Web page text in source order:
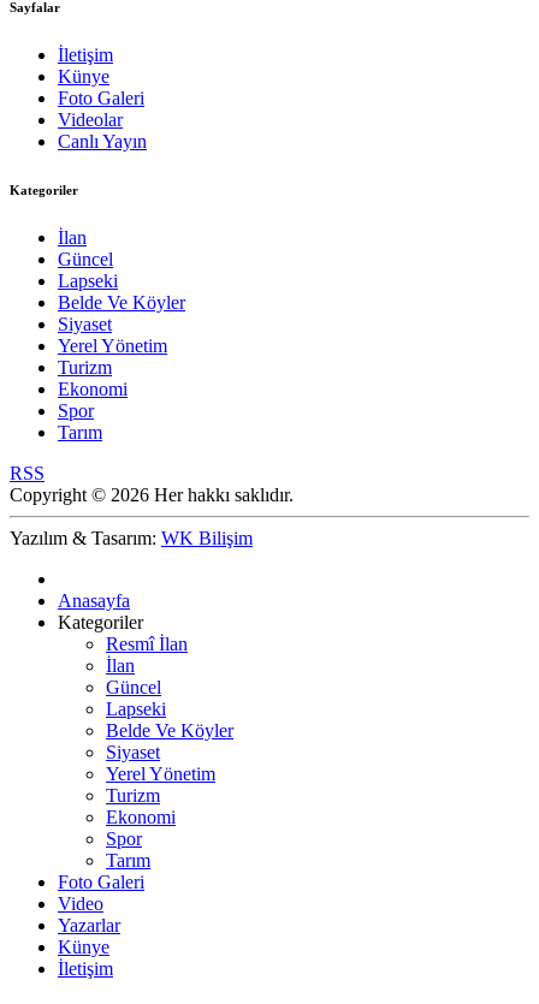
Sayfalar
İletişim
Künye
Foto Galeri
Videolar
Canlı Yayın
Kategoriler
İlan
Güncel
Lapseki
Belde Ve Köyler
Siyaset
Yerel Yönetim
Turizm
Ekonomi
Spor
Tarım
RSS
Copyright © 2026 Her hakkı saklıdır.
Yazılım & Tasarım: WK Bilişim
Anasayfa
Kategoriler
Resmî İlan
İlan
Güncel
Lapseki
Belde Ve Köyler
Siyaset
Yerel Yönetim
Turizm
Ekonomi
Spor
Tarım
Foto Galeri
Video
Yazarlar
Künye
İletişim